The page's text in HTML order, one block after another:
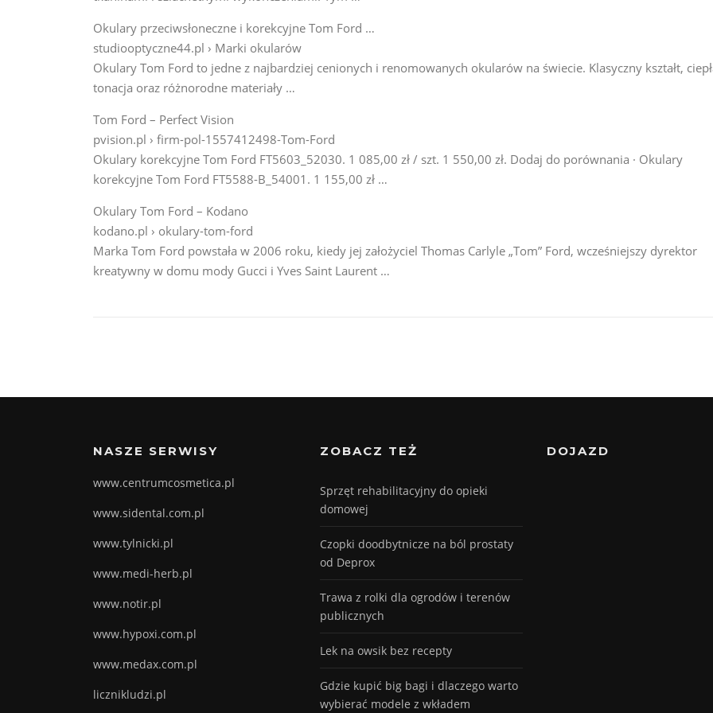
Okulary przeciwsłoneczne i korekcyjne Tom Ford …
studiooptyczne44.pl › Marki okularów
Okulary Tom Ford to jedne z najbardziej cenionych i renomowanych okularów na świecie. Klasyczny kształt,
tonacja oraz różnorodne materiały …
Tom Ford – Perfect Vision
pvision.pl › firm-pol-1557412498-Tom-Ford
Okulary korekcyjne Tom Ford FT5603_52030. 1 085,00 zł / szt. 1 550,00 zł. Dodaj do porównania · Okulary
korekcyjne Tom Ford FT5588-B_54001. 1 155,00 zł …
Okulary Tom Ford – Kodano
kodano.pl › okulary-tom-ford
Marka Tom Ford powstała w 2006 roku, kiedy jej założyciel Thomas Carlyle „Tom” Ford, wcześniejszy dyrektor
kreatywny w domu mody Gucci i Yves Saint Laurent …
NASZE SERWISY
www.centrumcosmetica.pl
www.sidental.com.pl
www.tylnicki.pl
www.medi-herb.pl
www.notir.pl
www.hypoxi.com.pl
www.medax.com.pl
licznikludzi.pl
ZOBACZ TEŻ
Sprzęt rehabilitacyjny do opieki
domowej
Czopki doodbytnicze na ból prostaty
od Deprox
Trawa z rolki dla ogrodów i terenów
publicznych
Lek na owsik bez recepty
Gdzie kupić big bagi i dlaczego warto
wybierać modele z wkładem
DOJAZD